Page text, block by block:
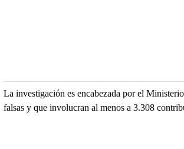
La investigación es encabezada por el
falsas y que involucran al menos a 3.308